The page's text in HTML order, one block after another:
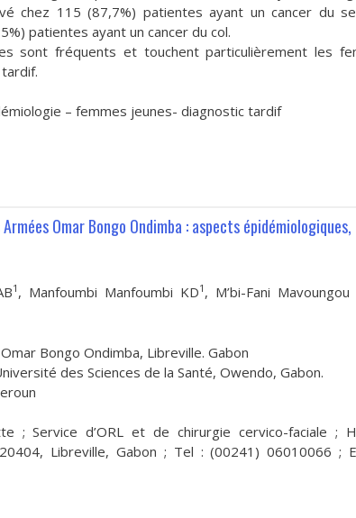
chez 115 (87,7%) patientes ayant un cancer du
patientes ayant un cancer du col.
sont fréquents et touchent particulièrement les
– femmes jeunes- diagnostic tardif
Omar Bongo Ondimba : aspects épidémiologiques,
1 , Manfoumbi Manfoumbi KD1 , M’bi-Fani
Bongo Ondimba, Libreville. Gabon
des Sciences de la Santé, Owendo, Gabon.
; Service d’ORL et de chirurgie cervico-faciale ;
Libreville, Gabon ; Tel : (00241) 06010066 ;